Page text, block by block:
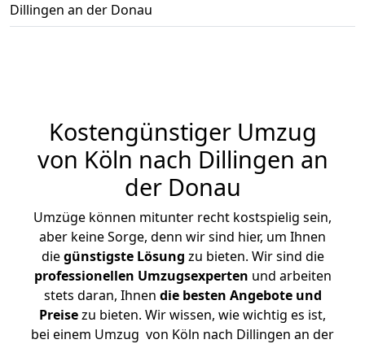
Dillingen an der Donau
Kostengünstiger Umzug
von Köln nach Dillingen an
der Donau
Umzüge können mitunter recht kostspielig sein,
aber keine Sorge, denn wir sind hier, um Ihnen
diegünstigste Lösung zu bieten. Wir sind die
professionellen Umzugsexperten und arbeiten
stets daran, Ihnen die besten Angebote und
Preisezu bieten. Wir wissen, wie wichtig es ist,
bei einem Umzug von Köln nach Dillingen an der